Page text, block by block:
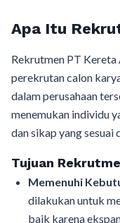
Apa Itu
Rekrutmen PT Kereta
perekrutan calon
dalam perusahaan
menemukan individu
dan sikap yang sesuai
Tujuan
Memenuhi
dilakukan untuk
baik karena